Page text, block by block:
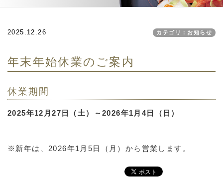
2025.12.26 カテゴリ：お知らせ
年末年始休業のご案内
休業期間
2025年12月27日（土）～2026年1月4日（日）
※新年は、2026年1月5日（月）から営業します。